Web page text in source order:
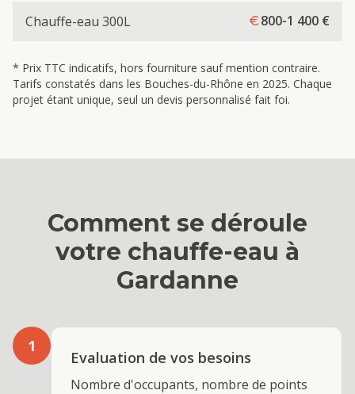
Chauffe-eau 300L 800-1 400 €
* Prix TTC indicatifs, hors fourniture sauf mention contraire.
Tarifs constatés dans les Bouches-du-Rhône en 2025. Chaque
projet étant unique, seul un devis personnalisé fait foi.
Comment se déroule
votre chauffe-eau à
Gardanne
1
Evaluation de vos besoins
Nombre d'occupants, nombre de points